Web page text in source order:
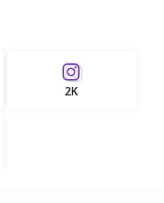
2K